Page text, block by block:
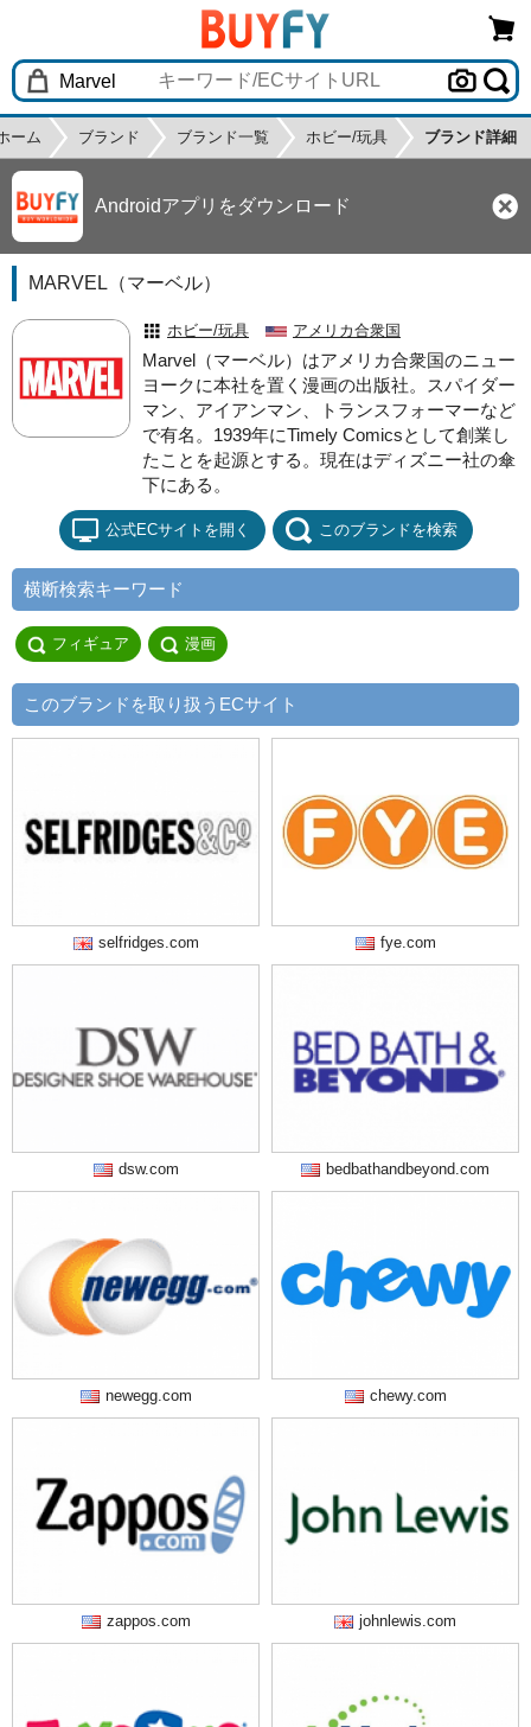
ーム ブランド ブランド一覧 ホビー/玩具 ブランド詳細
Androidアプリをダウンロード
MARVEL（マーベル）
ホビー/玩具 アメリカ合衆国
Marvel（マーベル）はアメリカ合衆国のニュー
ヨークに本社を置く漫画の出版社。スパイダー
マン、アイアンマン、トランスフォーマーなど
で有名。1939年にTimely Comicsとして創業し
たことを起源とする。現在はディズニー社の傘
下にある。
公式ECサイトを開く このブランドを検索
横断検索キーワード
フィギュア 漫画
このブランドを取り扱うECサイト
selfridges.com fye.com
dsw.com bedbathandbeyond.com
newegg.com chewy.com
zappos.com johnlewis.com